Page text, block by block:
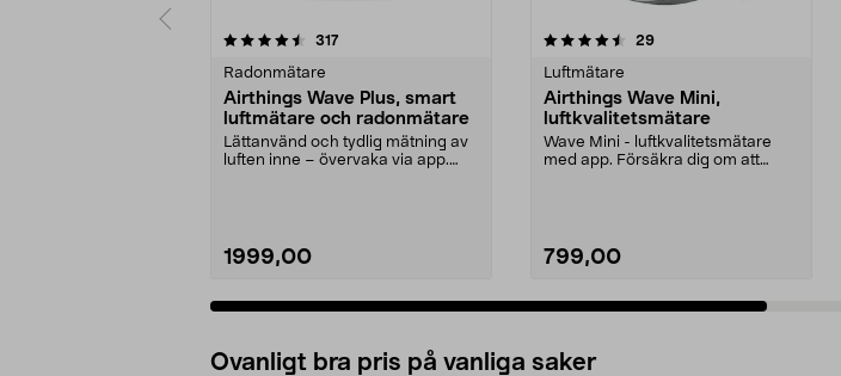
317recensioner
Radonmätare
Airthings Wave Plus, smart
luftmätare och radonmätare
Lättanvänd och tydlig mätning av
luften inne – övervaka via app.
1999,00
4.5 av 5 stjärnor 29recensioner
Luftmätare
Airthings Wave Mini,
luftkvalitetsmätare
Wave Mini - luftkvalitetsmätare
med app. Försäkra dig om att
799,00
4.5 av 5 stjärnor
Ovanligt bra pris på vanliga saker